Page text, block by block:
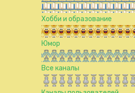
Хобби и образование
Юмор
Все каналы